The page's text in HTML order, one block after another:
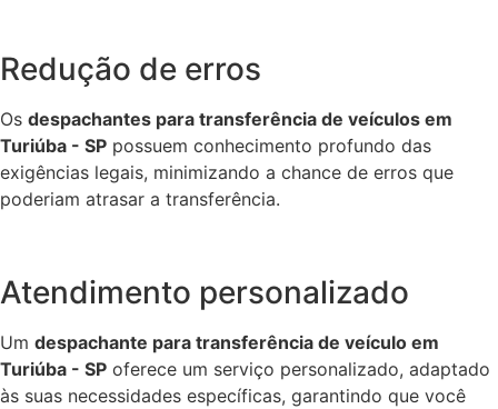
Redução de erros
Os despachantes para transferência de veículos em
Turiúba - SP possuem conhecimento profundo das
exigências legais, minimizando a chance de erros que
poderiam atrasar a transferência.
Atendimento personalizado
Um despachante para transferência de veículo em
Turiúba - SP oferece um serviço personalizado, adaptado
às suas necessidades específicas, garantindo que você